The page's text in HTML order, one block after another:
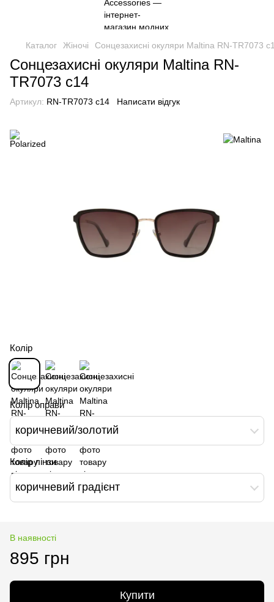
Каталог Жіночі Сонцезахисні окуляри Maltina RN-TR7073
Сонцезахисні окуляри Maltina RN-
TR7073 c14
Артикул: RN-TR7073 c14 Написати відгук
Колір
Колір оправи
коричневий/золотий
Колір лінзи
коричневий градієнт
В наявності
895 грн
Купити